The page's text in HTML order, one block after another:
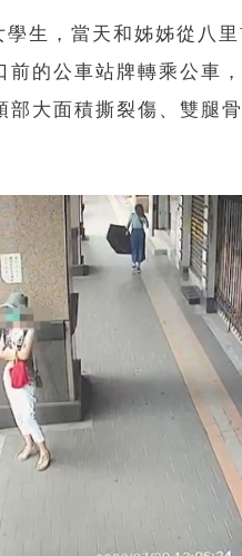
生，當天和姊姊從八
前的公車站牌轉乘公車
大面積撕裂傷、雙腿